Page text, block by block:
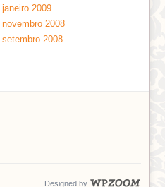
janeiro 2009
novembro 2008
setembro 2008
Designed by